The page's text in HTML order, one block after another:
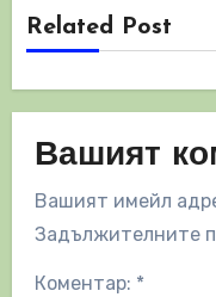
Related Post
Вашият
Вашият имейл
Задължителните
Коментар: *